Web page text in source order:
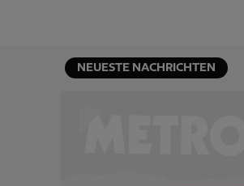
NEUESTE NACHRICHTEN